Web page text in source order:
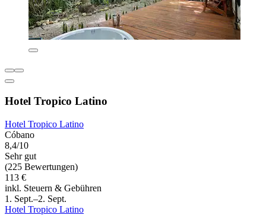
Hotel Tropico Latino
Hotel Tropico Latino
Cóbano
8,4/10
Sehr gut
(225 Bewertungen)
113 €
inkl. Steuern & Gebühren
1. Sept.–2. Sept.
Hotel Tropico Latino